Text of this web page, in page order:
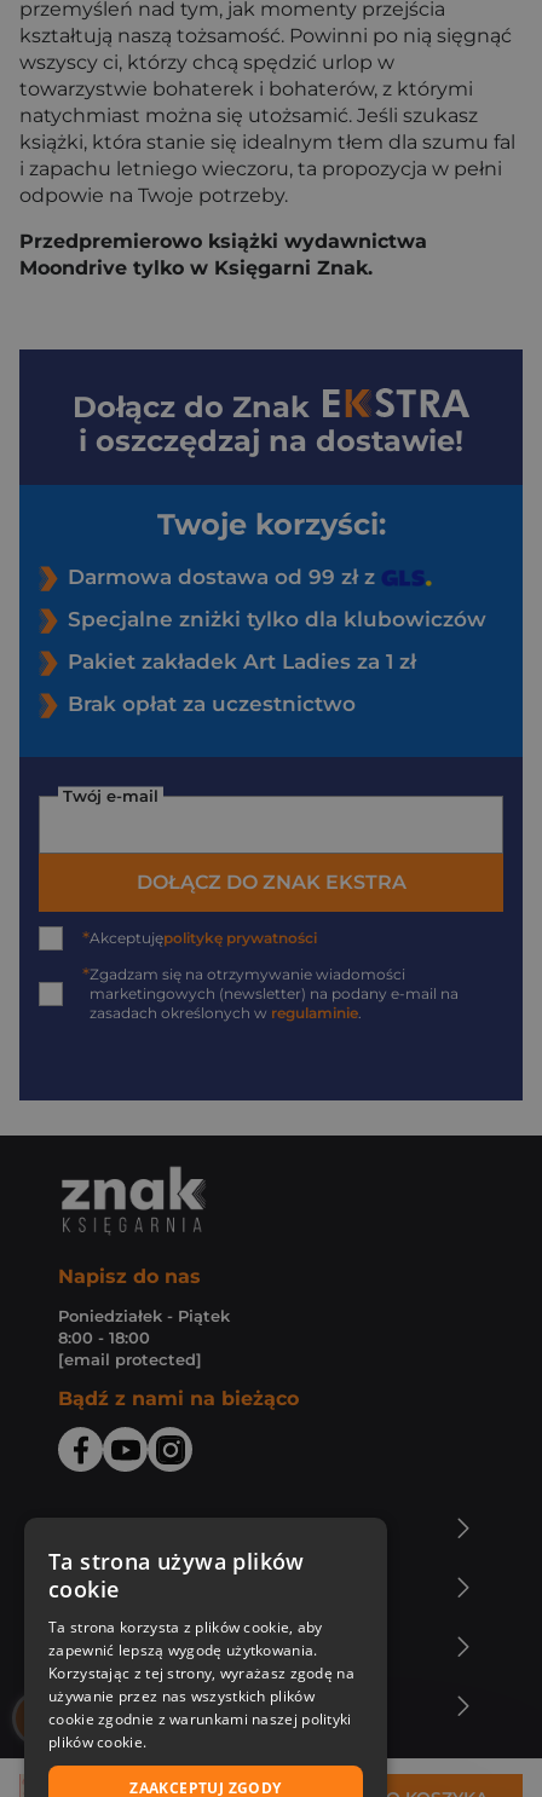
przemyśleń nad tym, jak momenty przejścia
kształtują naszą tożsamość. Powinni po nią sięgnąć
wszyscy ci, którzy chcą spędzić urlop w
towarzystwie bohaterek i bohaterów, z którymi
natychmiast można się utożsamić. Jeśli szukasz
książki, która stanie się idealnym tłem dla szumu fal
i zapachu letniego wieczoru, ta propozycja w pełni
odpowie na Twoje potrzeby.
Przedpremierowo książki wydawnictwa
Moondrive tylko w Księgarni Znak.
Dołącz do Znak
i oszczędzaj na dostawie!
Twoje korzyści:
Darmowa dostawa od 99 zł z
Specjalne zniżki tylko dla klubowiczów
Pakiet zakładek Art Ladies za 1 zł
Brak opłat za uczestnictwo
Twój e-mail
DOŁĄCZ DO ZNAK EKSTRA
*Akceptujępolitykę prywatności
*Zgadzam się na otrzymywanie wiadomości
marketingowych (newsletter) na podany e-mail na
zasadach określonych w regulaminie.
Napisz do nas
Poniedziałek - Piątek
8:00 - 18:00
[email protected]
Bądź z nami na bieżąco
Zakupy u nas
Nasza oferta
Nasi autorzy
Ta strona używa plików
cookie
Ta strona korzysta z plików cookie, aby
zapewnić lepszą wygodę użytkowania.
Korzystając z tej strony, wyrażasz zgodę na
używanie przez nas wszystkich plików
cookie zgodnie z warunkami naszej polityki
plików cookie.
ZAAKCEPTUJ ZGODY